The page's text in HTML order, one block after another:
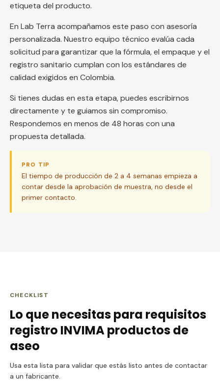
etiqueta del producto.
En Lab Terra acompañamos este paso con asesoría
personalizada. Nuestro equipo técnico evalúa cada
solicitud para garantizar que la fórmula, el empaque y el
registro sanitario cumplan con los estándares de
calidad exigidos en Colombia.
Si tienes dudas en esta etapa, puedes escribirnos
directamente y te guiamos sin compromiso.
Respondemos en menos de 48 horas con una
propuesta detallada.
PRO TIP
El tiempo de producción de 2 a 4 semanas empieza a
contar desde la aprobación de muestra, no desde el
primer contacto.
CHECKLIST
Lo que necesitas para requisitos
registro INVIMA productos de
aseo
Usa esta lista para validar que estás listo antes de contactar
a un fabricante.